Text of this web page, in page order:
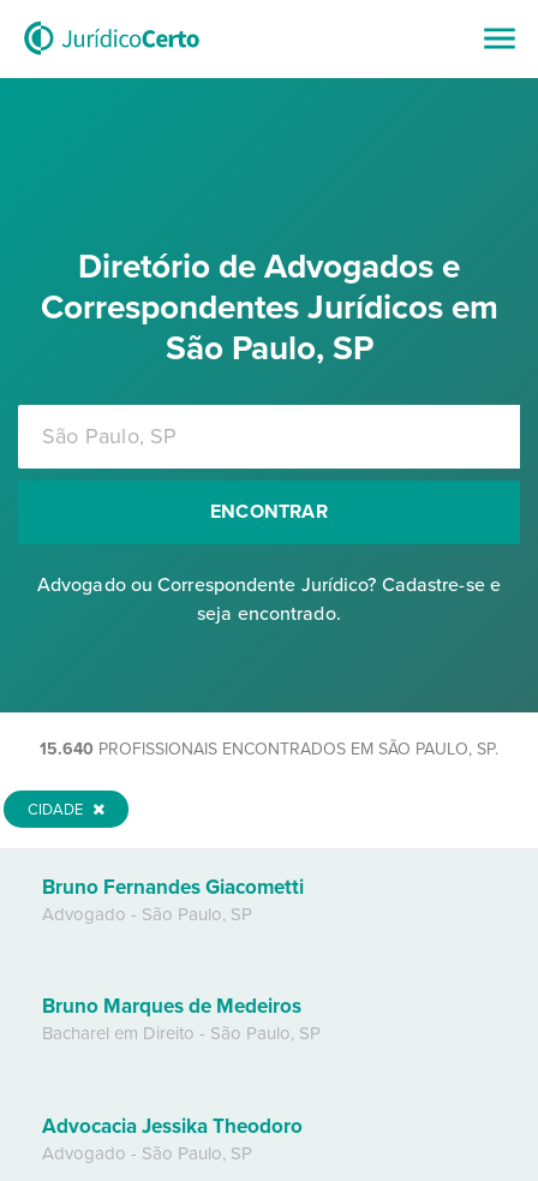
Diretório de Advogados e
Correspondentes Jurídicos em
São Paulo, SP
ENCONTRAR
Advogado ou Correspondente Jurídico? Cadastre-se e
seja encontrado.
15.640 PROFISSIONAIS ENCONTRADOS EM SÃO PAULO, SP.
CIDADE
Bruno Fernandes Giacometti
Advogado - São Paulo, SP
Bruno Marques de Medeiros
Bacharel em Direito - São Paulo, SP
Advocacia Jessika Theodoro
Advogado - São Paulo, SP